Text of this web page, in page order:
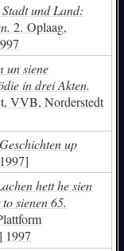
und Land:
2. Oplaag,
un siene
in drei Akten.
VVB, Norderstedt
up
hett he sien
sienen 65.
1997